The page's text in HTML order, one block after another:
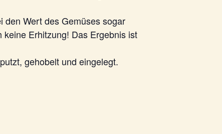
den Wert des Gemüses sogar
Erhitzung! Das Ergebnis ist
gehobelt und eingelegt.